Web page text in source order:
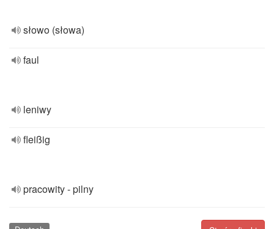
słowo (słowa)
faul
leniwy
fleißig
pracowity - pilny